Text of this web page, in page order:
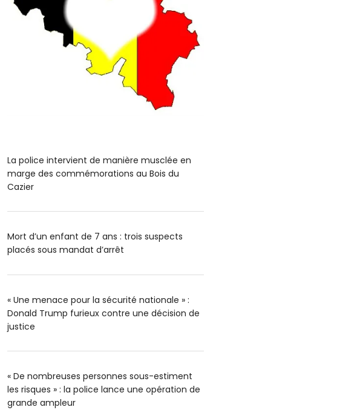
La police intervient de manière musclée en
marge des commémorations au Bois du
Cazier
Mort d’un enfant de 7 ans : trois suspects
placés sous mandat d’arrêt
« Une menace pour la sécurité nationale » :
Donald Trump furieux contre une décision de
justice
« De nombreuses personnes sous-estiment
les risques » : la police lance une opération de
grande ampleur